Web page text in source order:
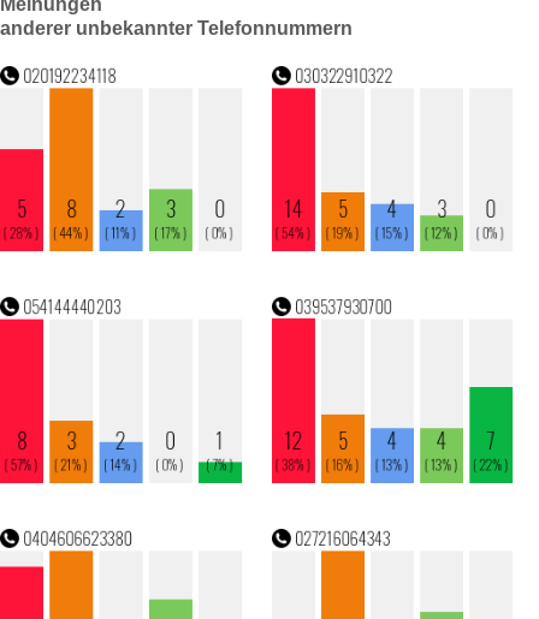
Meinungen
anderer unbekannter Telefonnummern